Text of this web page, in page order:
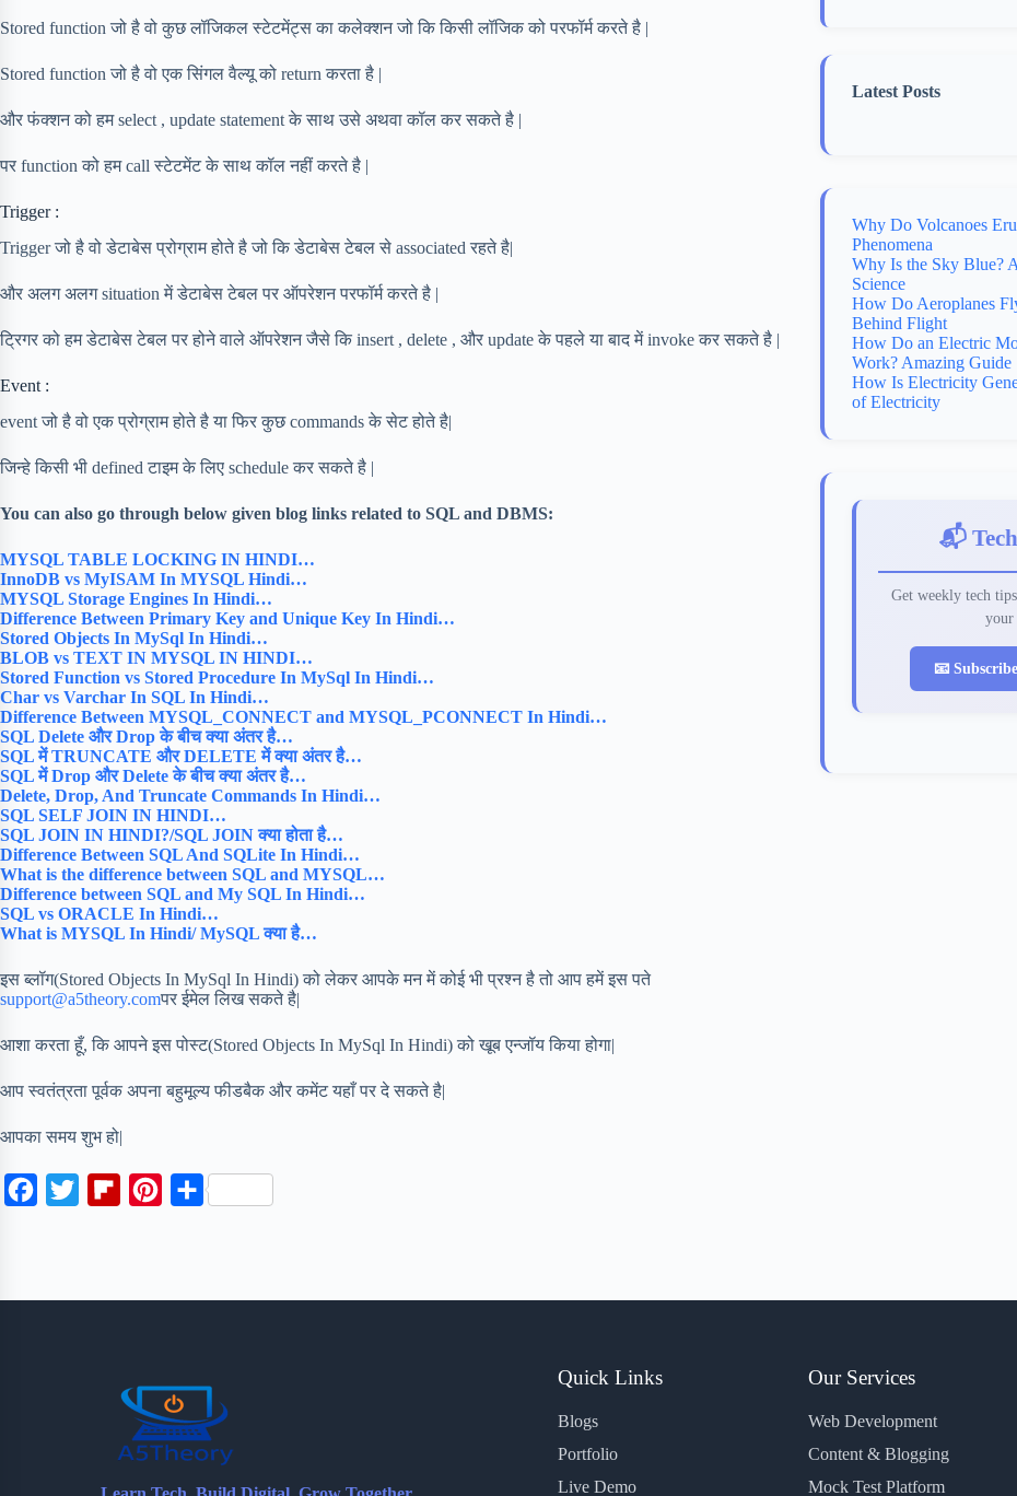
Stored function जो है वो कुछ लॉजिकल स्टेटमेंट्स का कलेक्शन जो कि किसी लॉजिक को परफॉर्म करते है |
Stored function जो है वो एक सिंगल वैल्यू को return करता है |
और फंक्शन को हम select , update statement के साथ उसे अथवा कॉल कर सकते है |
पर function को हम call स्टेटमेंट के साथ कॉल नहीं करते है |
Trigger :
Trigger जो है वो डेटाबेस प्रोग्राम होते है जो कि डेटाबेस टेबल से associated रहते है|
और अलग अलग situation में डेटाबेस टेबल पर ऑपरेशन परफॉर्म करते है |
ट्रिगर को हम डेटाबेस टेबल पर होने वाले ऑपरेशन जैसे कि insert , delete , और update के पहले या बाद में invoke कर सकते है |
Event :
event जो है वो एक प्रोग्राम होते है या फिर कुछ commands के सेट होते है|
जिन्हे किसी भी defined टाइम के लिए schedule कर सकते है |
You can also go through below given blog links related to SQL and DBMS:
MYSQL TABLE LOCKING IN HINDI…
InnoDB vs MyISAM In MYSQL Hindi…
MYSQL Storage Engines In Hindi…
Difference Between Primary Key and Unique Key In Hindi…
Stored Objects In MySql In Hindi…
BLOB vs TEXT IN MYSQL IN HINDI…
Stored Function vs Stored Procedure In MySql In Hindi…
Char vs Varchar In SQL In Hindi…
Difference Between MYSQL_CONNECT and MYSQL_PCONNECT In Hindi…
SQL Delete और Drop के बीच क्या अंतर है…
SQL में TRUNCATE और DELETE में क्या अंतर है…
SQL में Drop और Delete के बीच क्या अंतर है…
Delete, Drop, And Truncate Commands In Hindi…
SQL SELF JOIN IN HINDI…
SQL JOIN IN HINDI?/SQL JOIN क्या होता है…
Difference Between SQL And SQLite In Hindi…
What is the difference between SQL and MYSQL…
Difference between SQL and My SQL In Hindi…
SQL vs ORACLE In Hindi…
What is MYSQL In Hindi/ MySQL क्या है…
इस ब्लॉग(Stored Objects In MySql In Hindi) को लेकर आपके मन में कोई भी प्रश्न है तो आप हमें इस पते
support@a5theory.comपर ईमेल लिख सकते है|
आशा करता हूँ, कि आपने इस पोस्ट(Stored Objects In MySql In Hindi) को खूब एन्जॉय किया होगा|
आप स्वतंत्रता पूर्वक अपना बहुमूल्य फीडबैक और कमेंट यहाँ पर दे सकते है|
आपका समय शुभ हो|
a
d
e
s
t
S
Latest Posts
Why Do Volcanoes
Phenomena
Why Is the Sky Blue?
Science
How Do Aeroplanes
Behind Flight
How Do an Electric
Work? Amazing Guide
How Is Electricity
of Electricity
📬
Get weekly tech
your
📧
Quick Links
Blogs
Portfolio
Live Demo
Our Services
Web Development
Content & Blogging
Mock Test Platform